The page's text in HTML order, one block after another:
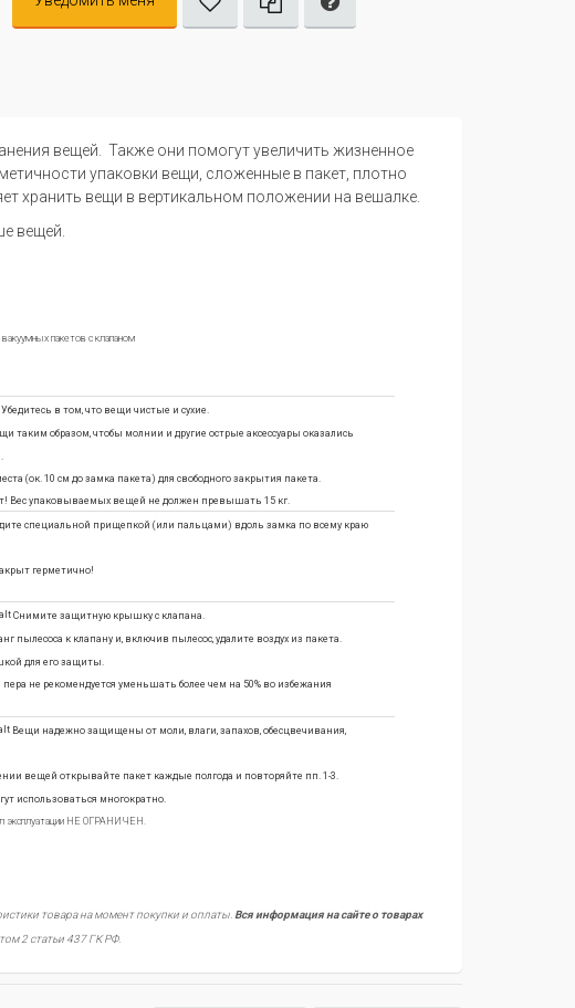
вещей. Также они помогут увеличить жизненное
упаковки вещи, сложенные в пакет, плотно
хранить вещи в вертикальном положении на вешалке.
вещей.
Убедитесь в том, что вещи чистые и сухие.
таким образом, чтобы молнии и другие острые аксессуары оказались
(ок. 10 см до замка пакета) для свободного закрытия пакета.
Вес упаковываемых вещей не должен превышать 15 кг.
специальной прищепкой (или пальцами) вдоль замка по всему краю
герметично!
Снимите защитную крышку с клапана.
пылесоса к клапану и, включив пылесос, удалите воздух из пакета.
для его защиты.
не рекомендуется уменьшать более чем на 50% во избежания
Вещи надежно защищены от моли, влаги, запахов, обесцвечивания,
вещей открывайте пакет каждые полгода и повторяйте пп. 1-3.
использоваться многократно.
эксплуатации НЕ ОГРАНИЧЕН.
товара на момент покупки и оплаты.Вся информация на сайте о товарах
2 статьи 437 ГК РФ.